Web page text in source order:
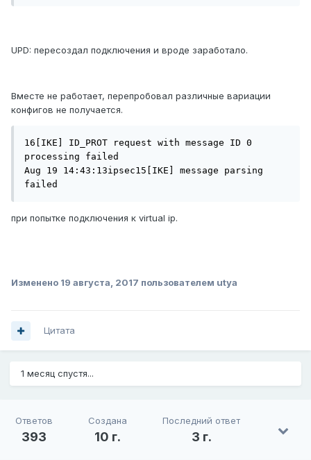
UPD: пересоздал подключения и вроде заработало.
Вместе не работает, перепробовал различные вариации
конфигов не получается.
16[IKE] ID_PROT request with message ID 0
processing failed
Aug 19 14:43:13ipsec15[IKE] message parsing
failed
при попытке подключения к virtual ip.
Изменено 19 августа, 2017 пользователем utya
Цитата
1 месяц спустя...
Ответов
393
Создана
10 г.
Последний ответ
3 г.